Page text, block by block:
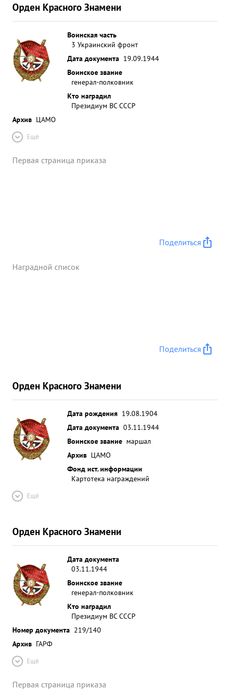
Орден Красного Знамени
Воинская часть
3 Украинский фронт
Дата документа 19.09.1944
Воинское звание
генерал-полковник
Кто наградил
Президиум ВС СССР
Архив ЦАМО
Ещё
Первая страница приказа
Поделиться
Наградной список
Поделиться
Орден Красного Знамени
Дата рождения 19.08.1904
Дата документа 03.11.1944
Воинское звание маршал
Архив ЦАМО
Фонд ист. информации
Картотека награждений
Ещё
Орден Красного Знамени
Дата документа
03.11.1944
Воинское звание
генерал-полковник
Кто наградил
Президиум ВС СССР
Номер документа 219/140
Архив ГАРФ
Ещё
Первая страница приказа